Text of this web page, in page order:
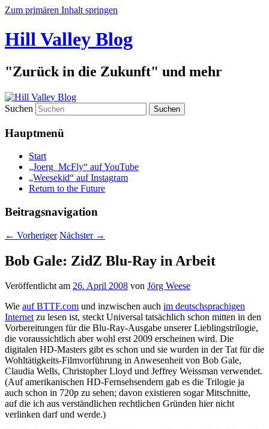
Zum primären Inhalt springen
Hill Valley Blog
"Zurück in die Zukunft" und mehr
Suchen
Hauptmenü
Start
„Joerg_McFly“ auf YouTube
„Weesekid“ auf Instagram
Return to the Future
Beitragsnavigation
← Vorheriger Nächster →
Bob Gale: ZidZ Blu-Ray in Arbeit
Veröffentlicht am 26. April 2008 von Jörg Weese
Wie auf BTTF.com und inzwischen auch im deutschsprachigen
Internetzu lesen ist, steckt Universal tatsächlich schon mitten in den
Vorbereitungen für die Blu-Ray-Ausgabe unserer Lieblingstrilogie,
die voraussichtlich aber wohl erst 2009 erscheinen wird. Die
digitalen HD-Masters gibt es schon und sie wurden in der Tat für die
Wohltätigkeits-Filmvorführung in Anwesenheit von Bob Gale,
Claudia Wells, Christopher Lloyd und Jeffrey Weissman verwendet.
(Auf amerikanischen HD-Fernsehsendern gab es die Trilogie ja
auch schon in 720p zu sehen; davon existieren sogar Mitschnitte,
auf die ich aus verständlichen rechtlichen Gründen hier nicht
verlinken darf und werde.)